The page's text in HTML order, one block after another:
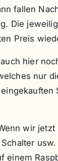
fallen
Die
Preis
hier
nur
wir
einem